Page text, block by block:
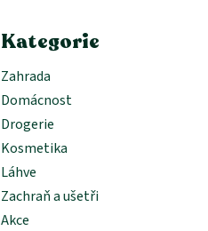
Kategorie
Zahrada
Domácnost
Drogerie
Kosmetika
Láhve
Zachraň a ušetři
Akce